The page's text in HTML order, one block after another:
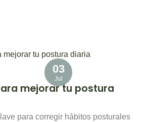
03
Jul
mejorar tu postura
para corregir hábitos posturales